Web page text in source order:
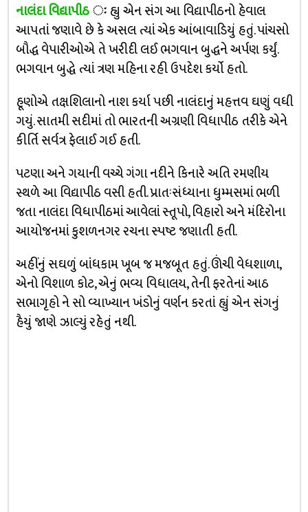
નાલંદા વિદ્યાપીઠઃહ્યુ એન સંગ આ વિદ્યાપીઠનો હેવાલ
આપતાં જણાવે છે કે અસલ ત્યાં એક આંબાવાડિયું હતું. પાંચસો
બૌદ્ધ વેપારીઓએ તે ખરીદી લઈ ભગવાન બુદ્ધને અર્પણ કર્યું.
ભગવાન બુદ્ધે ત્યાં ત્રણ મહિના રહી ઉપદેશ કર્યો હતો.
હૂણોએ તક્ષશિલાનો નાશ કર્યા પછી નાલંદાનું મહત્તવ ઘણું વધી
ગયું. સાતમી સદીમાં તો ભારતની અગ્રણી વિધાપીઠ તરીકે એને
કીર્તિ સર્વત્ર ફેલાઈ ગઈ હતી.
પટણા અને ગયાની વચ્ચે ગંગા નદીને કિનારે અતિ રમણીય
સ્થળે આ વિદ્યાપીઠ વસી હતી. પ્રાતઃસંધ્યાના ધુમ્મસમાં ભળી
જતા નાલંદા વિધાપીઠમાં આવેલાં સ્તૂપો, વિહારો અને મંદિરોના
આયોજનમાં કુશળનગર રચના સ્પષ્ટ જણાતી હતી.
અહીંનું સઘળું બાંધકામ ખૂબ જ મજબૂત હતું. ઊંચી વેધશાળા,
એનો વિશાળ કોટ, એનું ભવ્ય વિધાલય, તેની ફરતેનાં આઠ
સભાગૃહો ને સો વ્યાખ્યાન ખંડોનું વર્ણન કરતાં હ્યું એન સંગનું
હૈયું જાણે ઝાલ્યું રહેતું નથી.